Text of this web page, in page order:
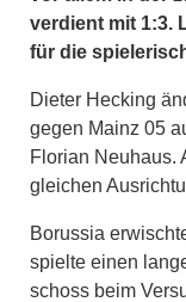
verdient mit 1:3.
für die
Dieter Hecking
gegen Mainz 05
Florian Neuhaus.
gleichen
Borussia
spielte einen
schoss beim